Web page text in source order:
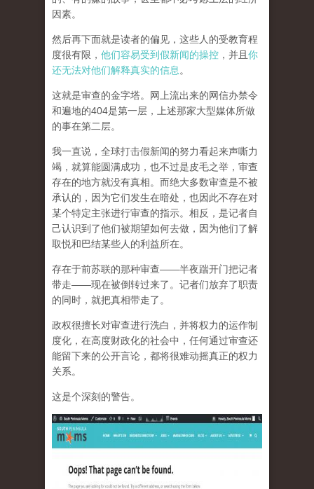
因素。
然后再下面就是读者的偏见，这些人的受教育程
度很有限， 他们容易受到假新闻的操控 ，并且 你
还无法对他们解释真实的信息 。
这就是审查的金字塔。网上流出来的网信办禁令
和遍地的404是第一层，上述那家大型媒体所做
的事在第二层。
我一直说，全球打击假新闻的努力看起来声嘶力
竭，就算能圆满成功，也不过是皮毛之举，审查
存在的地方就没有真相。而绝大多数审查是不被
承认的，因为它们发生在暗处，也因此不存在对
某个特定主张进行审查的指示。相反，是记者自
己认识到了他们被期望如何去做，因为他们了解
取悦和巴结某些人的利益所在。
存在于前苏联的那种审查——半夜踹开门把记者
带走——现在被倒转过来了。记者们放弃了职责
的同时，就把真相带走了。
政权很擅长对审查进行洗白，并将权力的运作制
度化，在高度财政化的社会中，任何通过审查还
能留下来的公开言论，都将很难动摇真正的权力
关系。
这是个深刻的警告。